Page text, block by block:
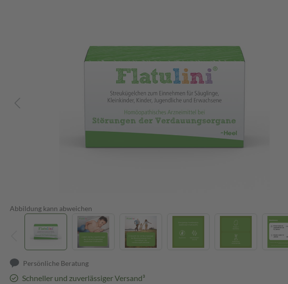
Abbildung kann abweichen
Persönliche Beratung
Schneller und zuverlässiger Versand³